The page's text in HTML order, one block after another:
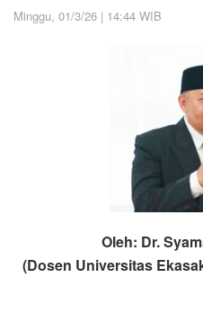
Minggu, 01/3/26 | 14:44 WIB
Oleh: Dr.
(Dosen Universitas